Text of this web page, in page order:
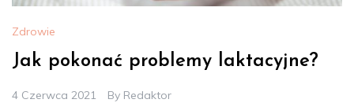
Zdrowie
Jak pokonać problemy laktacyjne?
4 Czerwca 2021 By Redaktor